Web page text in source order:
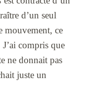
d’un seul
mouvement, ce
compris que
ne donnait pas
juste un